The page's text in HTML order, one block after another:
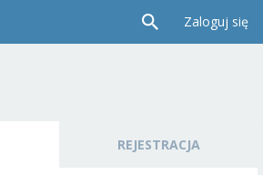
Zaloguj się
REJESTRACJA